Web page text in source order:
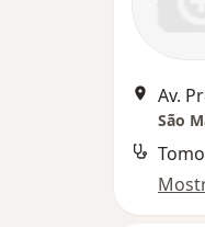
Av.
São